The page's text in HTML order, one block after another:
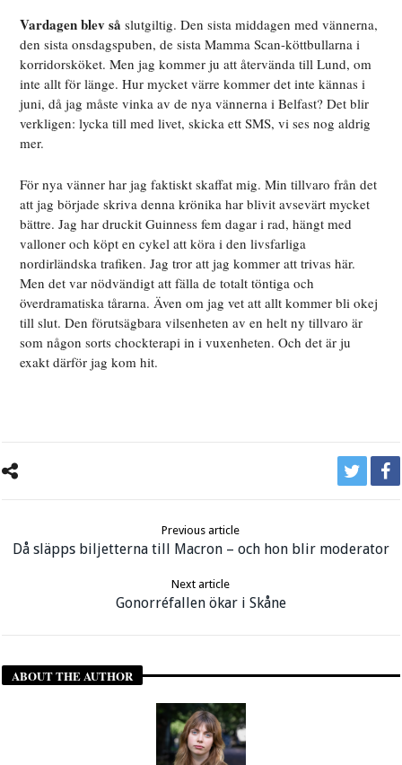
Vardagen blev så slutgiltig. Den sista middagen med vännerna,
den sista onsdagspuben, de sista Mamma Scan-köttbullarna i
korridorsköket. Men jag kommer ju att återvända till Lund, om
inte allt för länge. Hur mycket värre kommer det inte kännas i
juni, då jag måste vinka av de nya vännerna i Belfast? Det blir
verkligen: lycka till med livet, skicka ett SMS, vi ses nog aldrig
mer.
För nya vänner har jag faktiskt skaffat mig. Min tillvaro från det
att jag började skriva denna krönika har blivit avsevärt mycket
bättre. Jag har druckit Guinness fem dagar i rad, hängt med
valloner och köpt en cykel att köra i den livsfarliga
nordirländska trafiken. Jag tror att jag kommer att trivas här.
Men det var nödvändigt att fälla de totalt töntiga och
överdramatiska tårarna. Även om jag vet att allt kommer bli okej
till slut. Den förutsägbara vilsenheten av en helt ny tillvaro är
som någon sorts chockterapi in i vuxenheten. Och det är ju
exakt därför jag kom hit.
Previous article
Då släpps biljetterna till Macron – och hon blir moderator
Next article
Gonorréfallen ökar i Skåne
ABOUT THE AUTHOR